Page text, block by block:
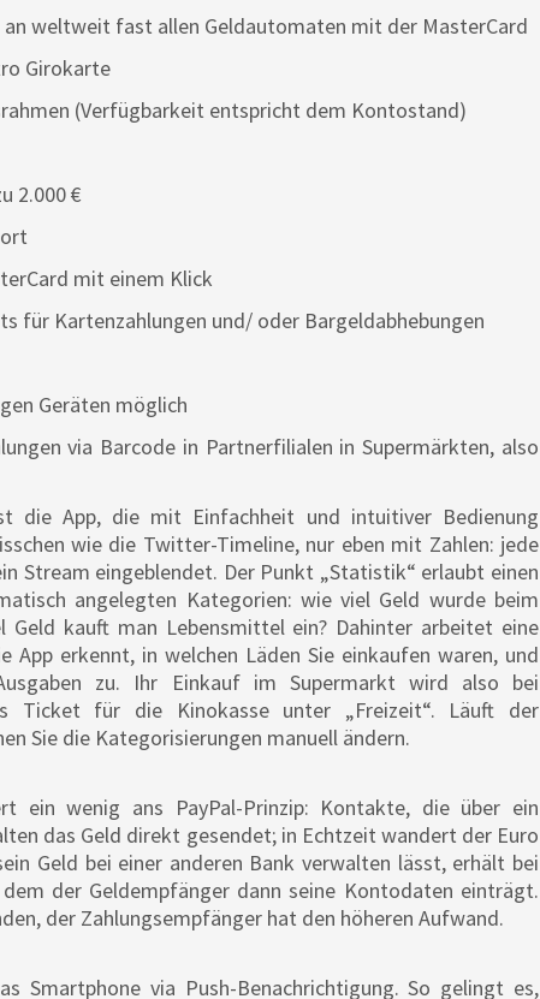
weltweit fast allen Geldautomaten mit der MasterCard
Girokarte
(Verfügbarkeit entspricht dem Kontostand)
2.000 €
mit einem Klick
für Kartenzahlungen und/ oder Bargeldabhebungen
Geräten möglich
via Barcode in Partnerfilialen in Supermärkten, also
die App, die mit Einfachheit und intuitiver Bedienung
wie die Twitter-Timeline, nur eben mit Zahlen: jede
Stream eingeblendet. Der Punkt „Statistik“ erlaubt einen
angelegten Kategorien: wie viel Geld wurde beim
Geld kauft man Lebensmittel ein? Dahinter arbeitet eine
App erkennt, in welchen Läden Sie einkaufen waren, und
zu. Ihr Einkauf im Supermarkt wird also bei
Ticket für die Kinokasse unter „Freizeit“. Läuft der
Sie die Kategorisierungen manuell ändern.
ein wenig ans PayPal-Prinzip: Kontakte, die über ein
das Geld direkt gesendet; in Echtzeit wandert der Euro
Geld bei einer anderen Bank verwalten lässt, erhält bei
der Geldempfänger dann seine Kontodaten einträgt.
der Zahlungsempfänger hat den höheren Aufwand.
Smartphone via Push-Benachrichtigung. So gelingt es,